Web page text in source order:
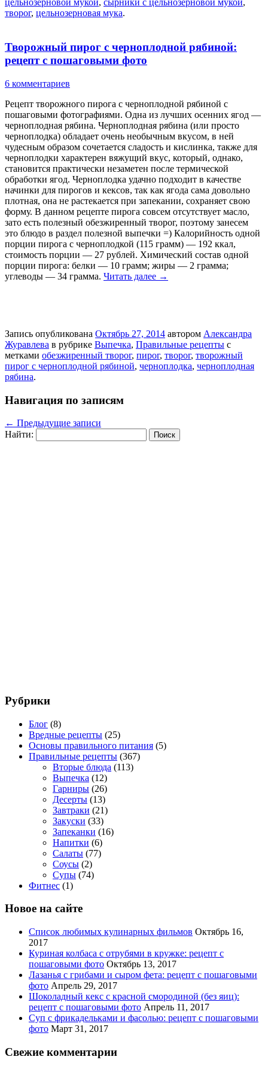
цельнозерновой мукой, сырники с цельнозерновой мукой,
творог, цельнозерновая мука.
Творожный пирог с черноплодной рябиной:
рецепт с пошаговыми фото
6 комментариев
Рецепт творожного пирога с черноплодной рябиной с
пошаговыми фотографиями. Одна из лучших осенних ягод —
черноплодная рябина. Черноплодная рябина (или просто
черноплодка) обладает очень необычным вкусом, в ней
чудесным образом сочетается сладость и кислинка, также для
черноплодки характерен вяжущий вкус, который, однако,
становится практически незаметен после термической
обработки ягод. Черноплодка удачно подходит в качестве
начинки для пирогов и кексов, так как ягода сама довольно
плотная, она не растекается при запекании, сохраняет свою
форму. В данном рецепте пирога совсем отсутствует масло,
зато есть полезный обезжиренный творог, поэтому занесем
это блюдо в раздел полезной выпечки =) Калорийность одной
порции пирога с черноплодкой (115 грамм) — 192 ккал,
стоимость порции — 27 рублей. Химический состав одной
порции пирога: белки — 10 грамм; жиры — 2 грамма;
углеводы — 34 грамма. Читать далее →
Запись опубликована Октябрь 27, 2014 автором Александра
Журавлева в рубрике Выпечка, Правильные рецепты с
метками обезжиренный творог, пирог, творог, творожный
пирог с черноплодной рябиной, черноплодка, черноплодная
рябина.
Навигация по записям
← Предыдущие записи
Найти:
Рубрики
Блог (8)
Вредные рецепты (25)
Основы правильного питания (5)
Правильные рецепты (367)
Вторые блюда (113)
Выпечка (12)
Гарниры (26)
Десерты (13)
Завтраки (21)
Закуски (33)
Запеканки (16)
Напитки (6)
Салаты (77)
Соусы (2)
Супы (74)
Фитнес (1)
Новое на сайте
Список любимых кулинарных фильмов Октябрь 16,
2017
Куриная колбаса с отрубями в кружке: рецепт с
пошаговыми фото Октябрь 13, 2017
Лазанья с грибами и сыром фета: рецепт с пошаговыми
фото Апрель 29, 2017
Шоколадный кекс с красной смородиной (без яиц):
рецепт с пошаговыми фото Апрель 11, 2017
Суп с фрикадельками и фасолью: рецепт с пошаговыми
фото Март 31, 2017
Свежие комментарии